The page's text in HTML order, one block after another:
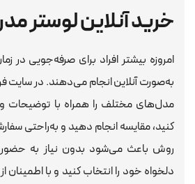
خرید آنلاین لوستر
امروزه بیشتر افراد برای صرفه‌جویی در
به‌صورت آنلاین انجام می‌دهند. در سایت
مدل‌های مختلف را همراه با
کنید، مقایسه انجام دهید و به‌راحتی
روش باعث می‌شود بدون نیاز به
دلخواه خود را انتخاب کنید و با اطمینان